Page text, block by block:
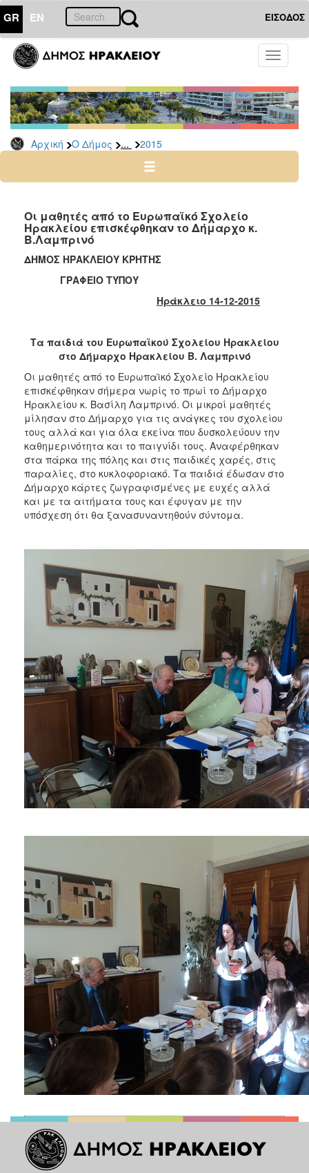
GR EN ΕΙΣΟΔΟΣ
Toggle
Αρχική Ο Δήμος ... 2015
ΔΗΜΟΣ
Δελτία
Τύπου
Αρχείο
2026
2024
2022
2021
2016
2015
2013
2012
2011
2010
2006
ΠΟΛΙΤΙΣΜΟΣ
ΑΝΘΕΚΤΙΚΗ
Οι μαθητές από το Ευρωπαϊκό Σχολείο
Ηρακλείου επισκέφθηκαν το Δήμαρχο κ.
Β.Λαμπρινό
ΔΗΜΟΣ ΗΡΑΚΛΕΙΟΥ ΚΡΗΤΗΣ
ΓΡΑΦΕΙΟ ΤΥΠΟΥ
Ηράκλειο 14-12-2015
Τα παιδιά του Ευρωπαϊκού Σχολείου Ηρακλείου
στο Δήμαρχο Ηρακλείου Β. Λαμπρινό
Οι μαθητές από το Ευρωπαϊκό Σχολείο Ηρακλείου
επισκέφθηκαν σήμερα νωρίς το πρωί το Δήμαρχο
Ηρακλείου κ. Βασίλη Λαμπρινό. Οι μικροί μαθητές
μίλησαν στο Δήμαρχο για τις ανάγκες του σχολείου
τους αλλά και για όλα εκείνα που δυσκολεύουν την
καθημερινότητα και το παιγνίδι τους. Αναφέρθηκαν
στα πάρκα της πόλης και στις παιδικές χαρές, στις
παραλίες, στο κυκλοφοριακό. Τα παιδιά έδωσαν στο
Δήμαρχο κάρτες ζωγραφισμένες με ευχές αλλά
και με τα αιτήματα τους και έφυγαν με την
υπόσχεση ότι θα ξανασυναντηθούν σύντομα.